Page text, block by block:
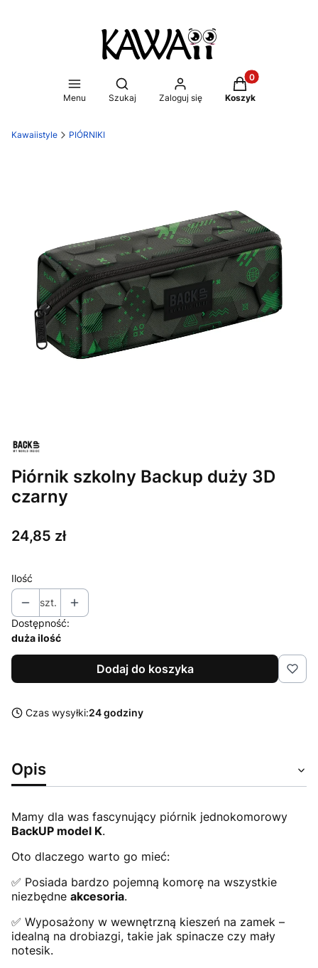
Menu
Otwórz wyszukiwarkę
Szukaj Zaloguj się
Produkty w
Koszyk
Kawaiistyle PIÓRNIKI
Piórnik szkolny Backup duży 3D
czarny
Cena
24,85 zł
Ilość
szt.
Dostępność:
duża ilość
Dodaj do koszyka
Czas wysyłki:24 godziny
Opis
Mamy dla was fascynujący piórnik jednokomorowy
BackUP model K.
Oto dlaczego warto go mieć:
✅ Posiada bardzo pojemną komorę na wszystkie
niezbędne akcesoria.
✅ Wyposażony w wewnętrzną kieszeń na zamek –
idealną na drobiazgi, takie jak spinacze czy mały
notesik.